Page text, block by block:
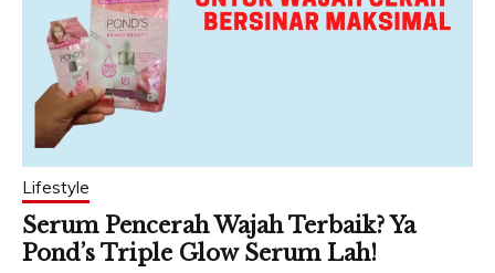
Lifestyle
Serum Pencerah Wajah Terbaik? Ya
Pond’s Triple Glow Serum Lah!